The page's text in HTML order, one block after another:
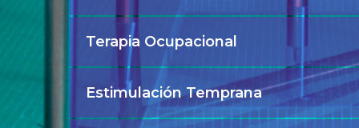
Terapia Ocupacional
Estimulación Temprana